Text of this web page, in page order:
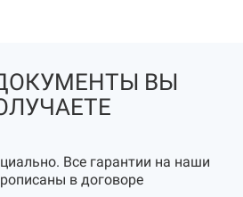
ВЫ
Все гарантии на наши
в договоре